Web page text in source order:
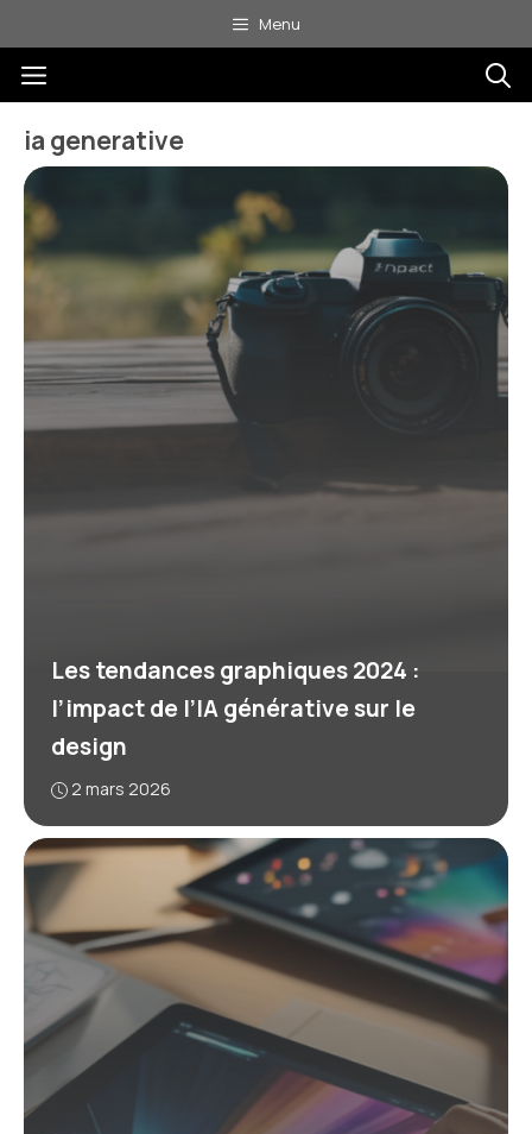
au
contenu
Menu
Menu
ia generative
Les tendances graphiques 2024 :
l’impact de l’IA générative sur le
design
2 mars 2026